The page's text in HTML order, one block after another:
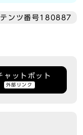
テンツ番号180887
ャットボット
外部リンク